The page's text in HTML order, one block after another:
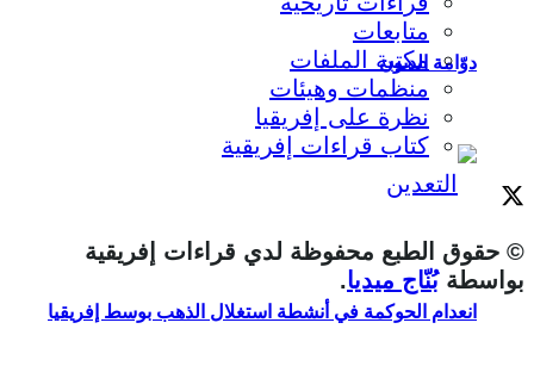
دوّامة الديون
انعدام الحوكمة في أنشطة استغلال الذهب بوسط إفريقيا
متابعات
مكتبة الملفات
منظمات وهيئات
نظرة على إفريقيا
كتاب قراءات إفريقية
© حقوق الطبع محفوظة لدي قراءات إفريقية
بواسطةبُنّاج ميديا.